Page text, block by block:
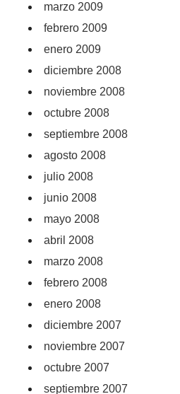
marzo 2009
febrero 2009
enero 2009
diciembre 2008
noviembre 2008
octubre 2008
septiembre 2008
agosto 2008
julio 2008
junio 2008
mayo 2008
abril 2008
marzo 2008
febrero 2008
enero 2008
diciembre 2007
noviembre 2007
octubre 2007
septiembre 2007